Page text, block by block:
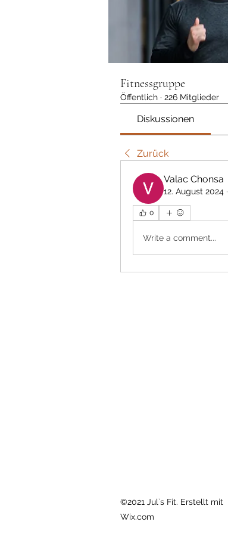
Fitnessgruppe
Öffentlich · 226 Mitglieder
Diskussionen
Zurück
Valac Chonsa
12. August 2024 ·
0
Write a comment...
©2021 Jul`s Fit. Erstellt mit
Wix.com